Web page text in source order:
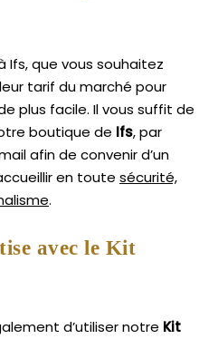
Ifs, que vous souhaitez
tarif du marché pour
plus facile. Il vous suffit de
boutique de Ifs, par
afin de convenir d’un
en toute sécurité,
.
avec le Kit
d’utiliser notre Kit